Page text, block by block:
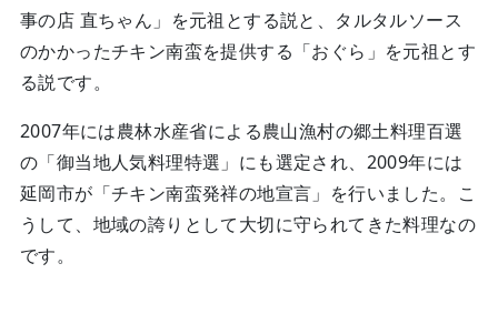
事の店 直ちゃん」を元祖とする説と、タルタルソース
のかかったチキン南蛮を提供する「おぐら」を元祖とす
る説です。
2007年には農林水産省による農山漁村の郷土料理百選
の「御当地人気料理特選」にも選定され、2009年には
延岡市が「チキン南蛮発祥の地宣言」を行いました。こ
うして、地域の誇りとして大切に守られてきた料理なの
です。